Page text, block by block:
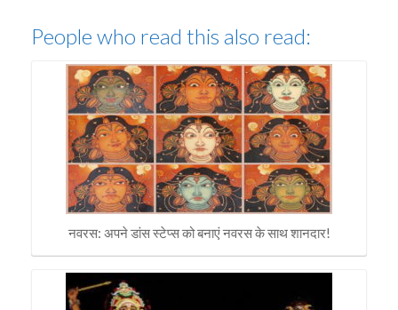
People who read this also read:
नवरस: अपने डांस स्टेप्स को बनाएं नवरस के साथ शानदार!